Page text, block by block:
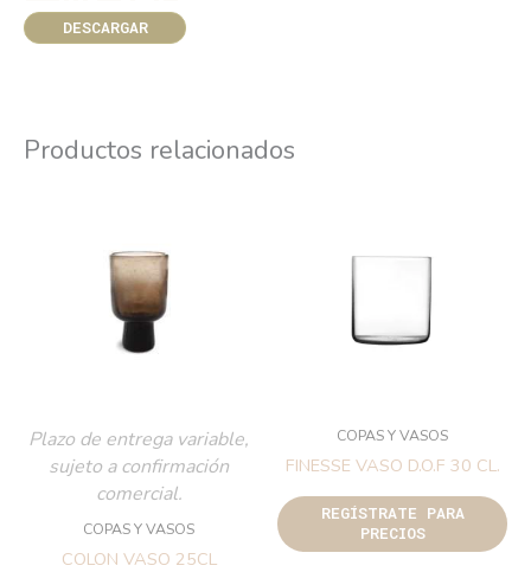
DESCARGAR
Productos relacionados
Plazo de entrega variable,
sujeto a confirmación
comercial.
COPAS Y VASOS
COLON VASO 25CL
COPAS Y VASOS
FINESSE VASO D.O.F 30 CL.
REGÍSTRATE PARA
PRECIOS